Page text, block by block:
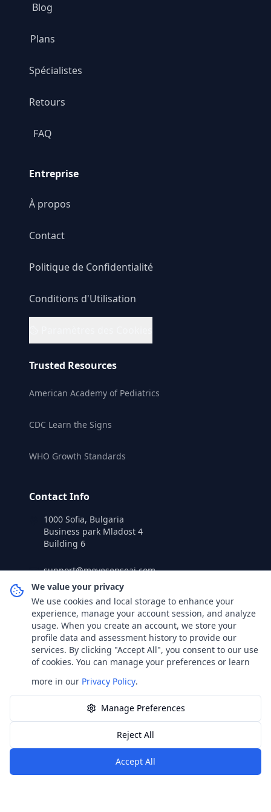
Blog
Plans
Spécialistes
Retours
FAQ
Entreprise
À propos
Contact
Politique de Confidentialité
Conditions d'Utilisation
Trusted Resources
American Academy of Pediatrics
CDC Learn the Signs
WHO Growth Standards
Contact Info
1000 Sofia, Bulgaria
Business park Mladost 4
Building 6
support@movesenseai.com
Follow Us
Trust & Safety
© 2025-2026 Move Sense AI. Tous droits
réservés.
We value your privacy
We use cookies and local storage to enhance your
experience, manage your account session, and analyze
usage. When you create an account, we store your
profile data and assessment history to provide our
services. By clicking "Accept All", you consent to our use
of cookies. You can manage your preferences or learn
more in our Privacy Policy.
Manage Preferences
Reject All
Accept All